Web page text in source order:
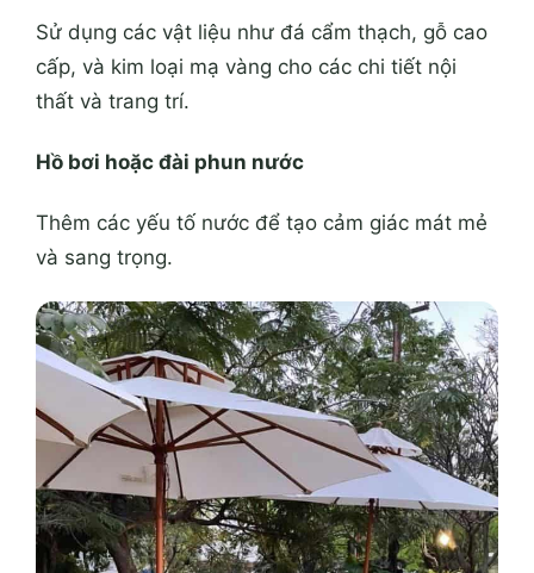
Sử dụng các vật liệu như đá cẩm thạch, gỗ cao
cấp, và kim loại mạ vàng cho các chi tiết nội
thất và trang trí.
Hồ bơi hoặc đài phun nước
Thêm các yếu tố nước để tạo cảm giác mát mẻ
và sang trọng.